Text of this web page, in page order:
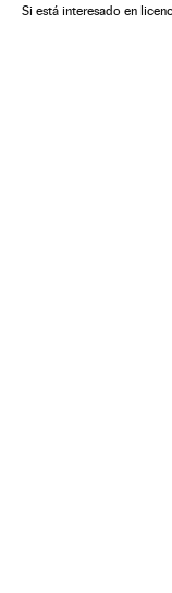
Si está interesado en